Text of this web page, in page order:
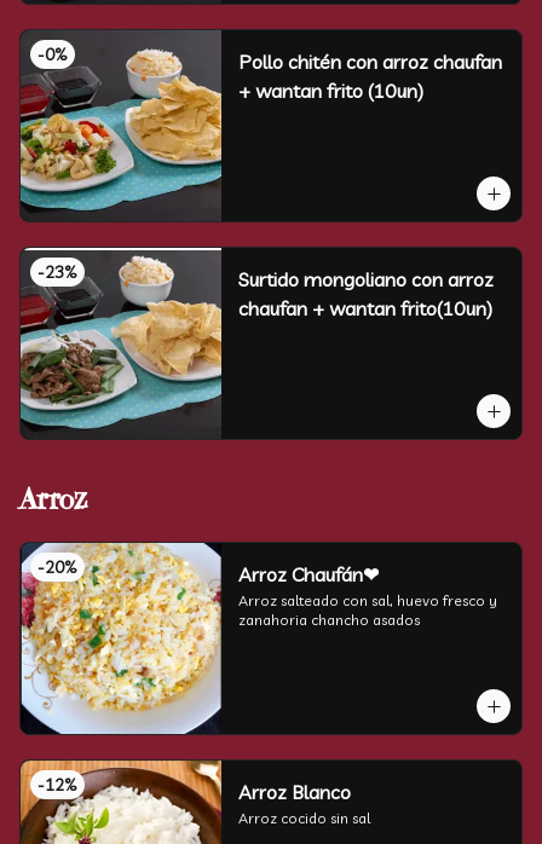
-0%
Pollo chitén con arroz chaufan
+ wantan frito (10un)
-23%
Surtido mongoliano con arroz
chaufan + wantan frito(10un)
Arroz
-20% Arroz Chaufán❤
Arroz salteado con sal, huevo fresco y
zanahoria chancho asados
-12% Arroz Blanco
Arroz cocido sin sal